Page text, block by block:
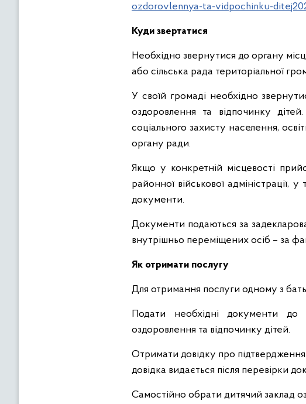
ozdorovlennya-ta-vidpochinku-
Куди звертатися
Необхідно звернутися до органу
або сільська рада територіальної
У своїй громаді необхідно
оздоровлення та відпочинку
соціального захисту населення,
органу ради.
Якщо у конкретній місцевості
районної військової адміністрації,
документи.
Документи подаються за
внутрішньо переміщених осіб – за
Як отримати послугу
Для отримання послуги одному з
Подати необхідні документи до
оздоровлення та відпочинку дітей.
Отримати довідку про
довідка видається після перевірки
Самостійно обрати дитячий заклад